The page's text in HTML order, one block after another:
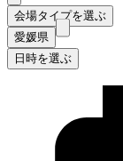
会場タイプを選ぶ
愛媛県
日時を選ぶ